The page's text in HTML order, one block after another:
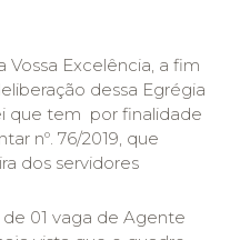
Vossa Excelência, a fim
dessa Egrégia
que tem por finalidade
nº. 76/2019, que
dos servidores
01 vaga de Agente